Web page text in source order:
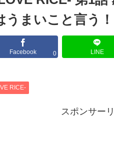
RSS
まいこと言う！
Facebook 0 LINE
RICE-
スポンサー